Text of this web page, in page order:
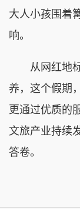
大人小孩围着
响。
从网红地标
养，这个假期
更通过优质的
文旅产业持续
答卷。